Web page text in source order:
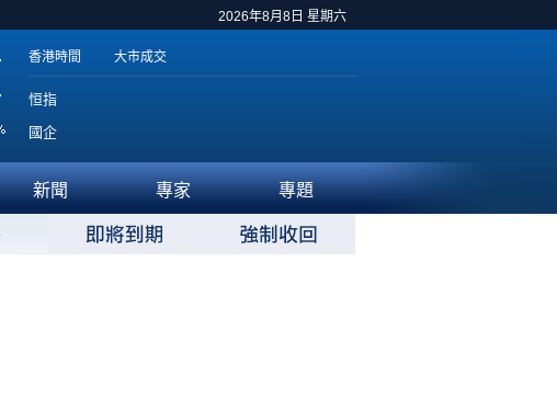
2026年8月8日 星期六
香港時間 大市成交
恒指
國企
新聞 專家 專題